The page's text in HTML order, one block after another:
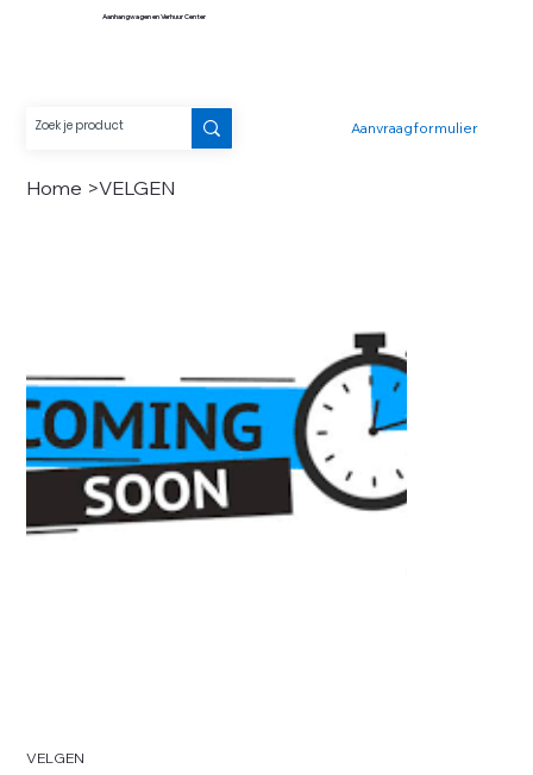
Aanhangwagen en Verhuur Center
Aanvraagformulier
Home >VELGEN
VELGEN